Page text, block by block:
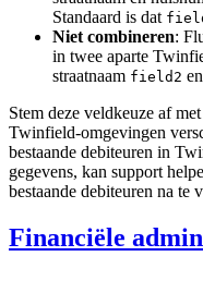
Standaard is dat
Niet combineren:
in twee aparte
straatnaam field2
Stem deze veldkeuze af
Twinfield-omgevingen
bestaande debiteuren in
gegevens, kan support
bestaande debiteuren na te
Financiële